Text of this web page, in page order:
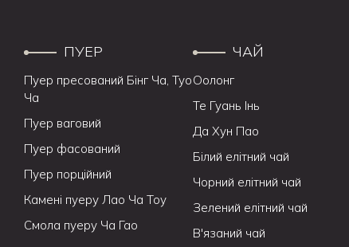
ПУЕР
Пуер пресований Бінг Ча, Туо
Ча
Пуер ваговий
Пуер фасований
Пуер порційний
Камені пуеру Лао Ча Тоу
Смола пуеру Ча Гао
ЧАЙ
Оолонг
Те Гуань Інь
Да Хун Пао
Білий елітний чай
Чорний елітний чай
Зелений елітний чай
В'язаний чай